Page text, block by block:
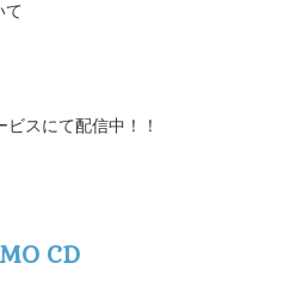
て
スにて配信中！！
CD